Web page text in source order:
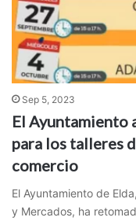
Sep 5, 2023
El Ayuntamiento
para los talleres
comercio
El Ayuntamiento de
y Mercados, ha